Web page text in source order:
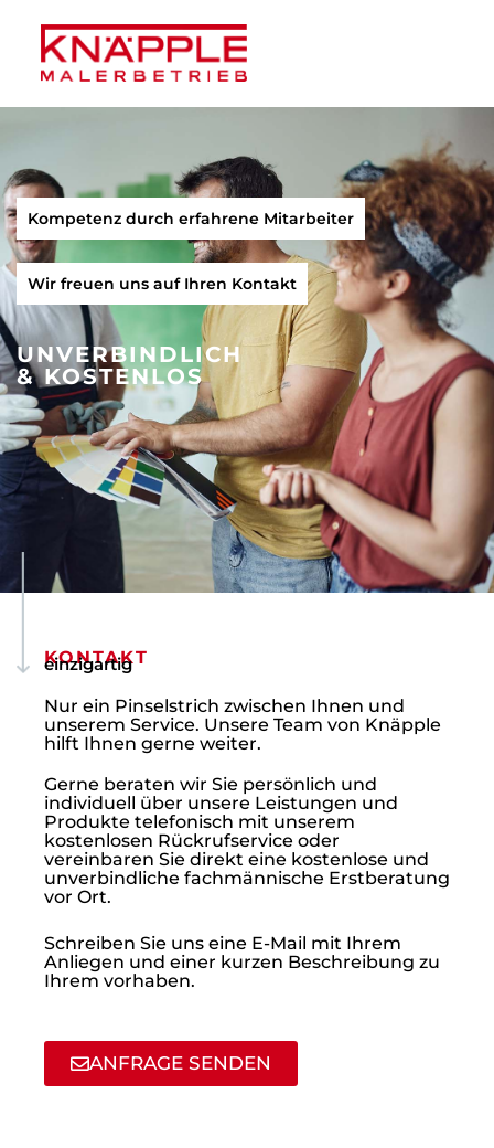
springen
Kompetenz durch erfahrene Mitarbeiter
Wir freuen uns auf Ihren Kontakt
UNVERBINDLICH
& KOSTENLOS
KONTAKT
einzigartig
Nur ein Pinselstrich zwischen Ihnen und
unserem Service. Unsere Team von Knäpple
hilft Ihnen gerne weiter.
Gerne beraten wir Sie persönlich und
individuell über unsere Leistungen und
Produkte telefonisch mit unserem
kostenlosen Rückrufservice oder
vereinbaren Sie direkt eine kostenlose und
unverbindliche fachmännische Erstberatung
vor Ort.
Schreiben Sie uns eine E-Mail mit Ihrem
Anliegen und einer kurzen Beschreibung zu
Ihrem vorhaben.
ANFRAGE SENDEN